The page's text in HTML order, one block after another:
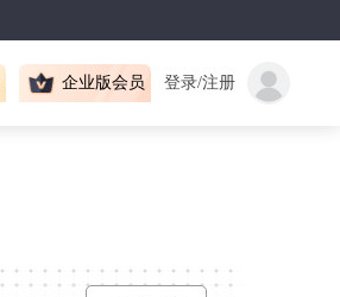
登录/注册
企业版会员